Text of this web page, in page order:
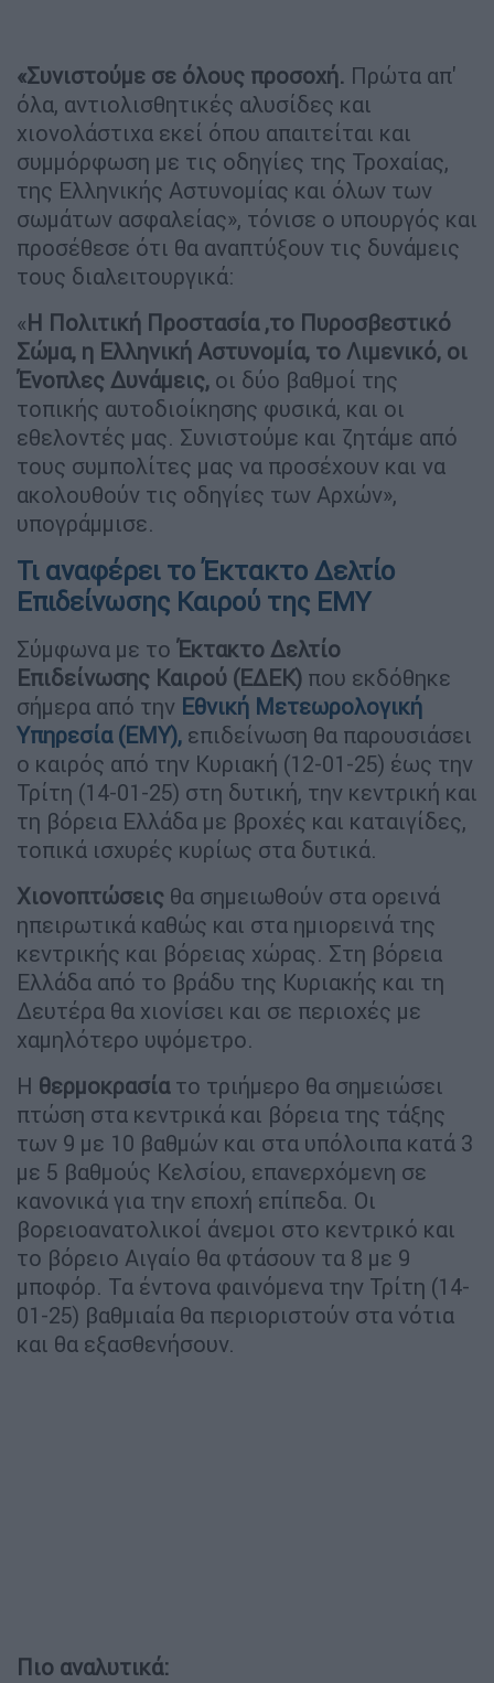
«Συνιστούμε σε όλους προσοχή. Πρώτα απ'
όλα, αντιολισθητικές αλυσίδες και
χιονολάστιχα εκεί όπου απαιτείται και
συμμόρφωση με τις οδηγίες της Τροχαίας,
της Ελληνικής Αστυνομίας και όλων των
σωμάτων ασφαλείας», τόνισε ο υπουργός και
προσέθεσε ότι θα αναπτύξουν τις δυνάμεις
τους διαλειτουργικά:
«Η Πολιτική Προστασία ,το Πυροσβεστικό
Σώμα, η Ελληνική Αστυνομία, το Λιμενικό, οι
Ένοπλες Δυνάμεις, οι δύο βαθμοί της
τοπικής αυτοδιοίκησης φυσικά, και οι
εθελοντές μας. Συνιστούμε και ζητάμε από
τους συμπολίτες μας να προσέχουν και να
ακολουθούν τις οδηγίες των Αρχών»,
υπογράμμισε.
Τι αναφέρει το Έκτακτο Δελτίο
Επιδείνωσης Καιρού της ΕΜΥ
Σύμφωνα με το Έκτακτο Δελτίο
Επιδείνωσης Καιρού (ΕΔΕΚ) που εκδόθηκε
σήμερα από την Εθνική Μετεωρολογική
Υπηρεσία (ΕΜΥ), επιδείνωση θα παρουσιάσει
ο καιρός από την Κυριακή (12-01-25) έως την
Τρίτη (14-01-25) στη δυτική, την κεντρική και
τη βόρεια Ελλάδα με βροχές και καταιγίδες,
τοπικά ισχυρές κυρίως στα δυτικά.
Χιονοπτώσεις θα σημειωθούν στα ορεινά
ηπειρωτικά καθώς και στα ημιορεινά της
κεντρικής και βόρειας χώρας. Στη βόρεια
Ελλάδα από το βράδυ της Κυριακής και τη
Δευτέρα θα χιονίσει και σε περιοχές με
χαμηλότερο υψόμετρο.
Η θερμοκρασίατο τριήμερο θα σημειώσει
πτώση στα κεντρικά και βόρεια της τάξης
των 9 με 10 βαθμών και στα υπόλοιπα κατά 3
με 5 βαθμούς Κελσίου, επανερχόμενη σε
κανονικά για την εποχή επίπεδα. Οι
βορειοανατολικοί άνεμοι στο κεντρικό και
το βόρειο Αιγαίο θα φτάσουν τα 8 με 9
μποφόρ. Τα έντονα φαινόμενα την Τρίτη (14-
01-25) βαθμιαία θα περιοριστούν στα νότια
και θα εξασθενήσουν.
Πιο αναλυτικά: